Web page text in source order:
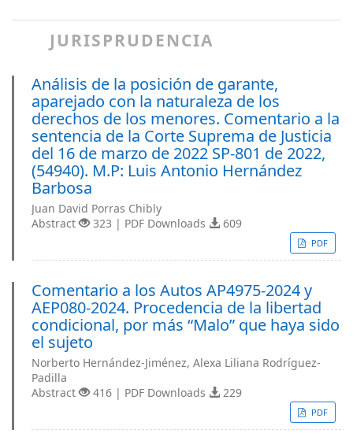
JURISPRUDENCIA
Análisis de la posición de garante,
aparejado con la naturaleza de los
derechos de los menores. Comentario a la
sentencia de la Corte Suprema de Justicia
del 16 de marzo de 2022 SP-801 de 2022,
(54940). M.P: Luis Antonio Hernández
Barbosa
Juan David Porras Chibly
Abstract
323 | PDF Downloads 609
PDF
Comentario a los Autos AP4975-2024 y
AEP080-2024. Procedencia de la libertad
condicional, por más “Malo” que haya sido
el sujeto
Norberto Hernández-Jiménez, Alexa Liliana Rodríguez-
Padilla
Abstract
416 | PDF Downloads 229
PDF